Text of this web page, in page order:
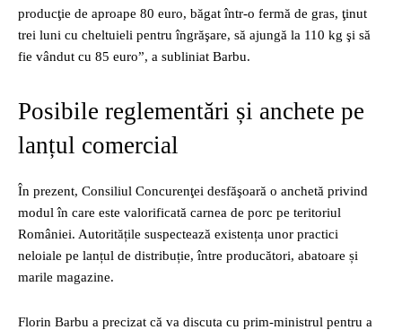
producţie de aproape 80 euro, băgat într-o fermă de gras, ţinut
trei luni cu cheltuieli pentru îngrăşare, să ajungă la 110 kg şi să
fie vândut cu 85 euro”, a subliniat Barbu.
Posibile reglementări și anchete pe
lanțul comercial
În prezent, Consiliul Concurenţei desfăşoară o anchetă privind
modul în care este valorificată carnea de porc pe teritoriul
României. Autoritățile suspectează existența unor practici
neloiale pe lanțul de distribuție, între producători, abatoare și
marile magazine.
Florin Barbu a precizat că va discuta cu prim-ministrul pentru a